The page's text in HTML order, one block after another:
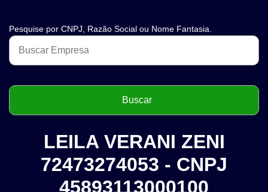
Pesquise por CNPJ, Razão Social ou Nome Fantasia.
LEILA VERANI ZENI
72473274053 - CNPJ
45893113000100